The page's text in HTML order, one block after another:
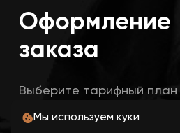
Configurable Font Size
2D Radar
Оформление
заказа
Выберите тарифный план
Мы используем куки